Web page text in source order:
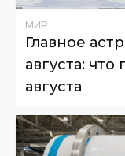
МИР
Главное
августа:
августа